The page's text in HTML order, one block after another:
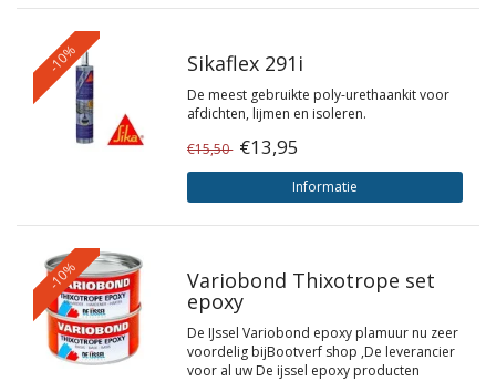
-10% Sikaflex 291i
De meest gebruikte poly-urethaankit voor
afdichten, lijmen en isoleren.
€15,50 €13,95
Informatie
-10% Variobond Thixotrope set
epoxy
De IJssel Variobond epoxy plamuur nu zeer
voordelig bijBootverf shop ,De leverancier
voor al uw De ijssel epoxy producten